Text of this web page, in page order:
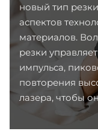
новый тип
аспектов
материалов.
резки
импульса,
повторения
лазера, чтобы